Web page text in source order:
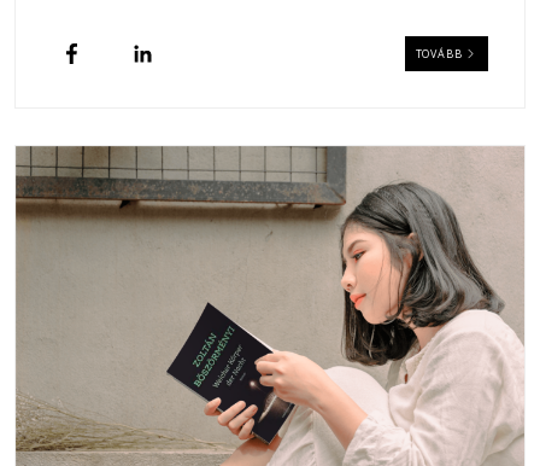
TOVÁBB